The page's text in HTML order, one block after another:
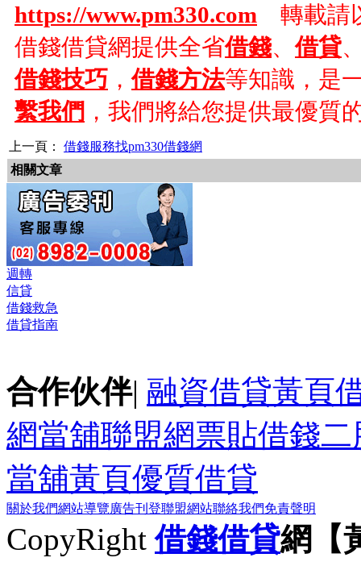
https://www.pm330.com 轉載請
借錢借貸網提供全省借錢、借貸
借錢技巧 ，借錢方法等知識，是
繫我們 ，我們將給您提供最優質
上一頁： 借錢服務找pm330借錢網
相關文章
週轉
信貸
借錢救急
借貸指南
合作伙伴| 融資借貸黃頁
網當舖聯盟網票貼借錢二
當舖黃頁優質借貸
關於我們網站導覽廣告刊登聯盟網站聯絡我們免責聲明
CopyRight借錢借貸網【